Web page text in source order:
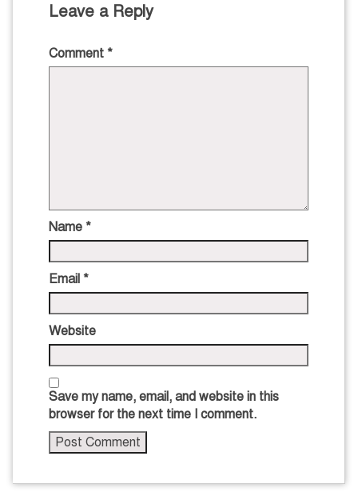
Leave a Reply
Comment *
Name *
Email *
Website
Save my name, email, and website in this
browser for the next time I comment.